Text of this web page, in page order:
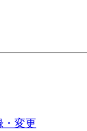
・変更